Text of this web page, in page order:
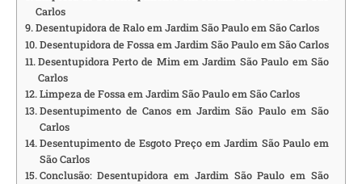
Carlos
Desentupidora de Ralo em Jardim São Paulo em São Carlos
Desentupidora de Fossa em Jardim São Paulo em São Carlos
Desentupidora Perto de Mim em Jardim São Paulo em São
Carlos
Limpeza de Fossa em Jardim São Paulo em São Carlos
Desentupimento de Canos em Jardim São Paulo em São
Carlos
Desentupimento de Esgoto Preço em Jardim São Paulo em
São Carlos
Conclusão: Desentupidora em Jardim São Paulo em São